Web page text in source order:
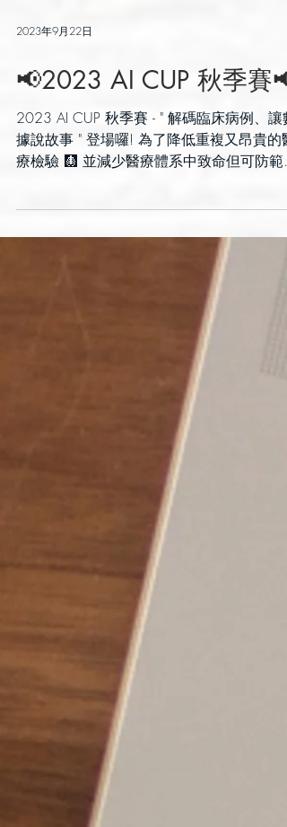
2023年9月22日
📢2023 AI CUP 秋季賽📢
2023 AI CUP 秋季賽 - " 解碼臨床病例、讓數
據說故事 " 登場囉! 為了降低重複又昂貴的醫
EHR)便出現了 📇 #EHR的好處😌 EHR...